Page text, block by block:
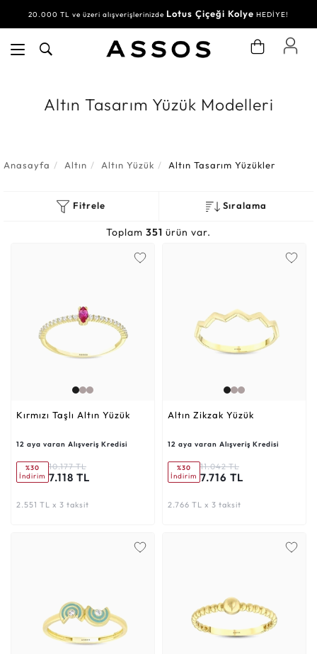
20.000 TL ve üzeri alışverişlerinizde Lotus Çiçeği Kolye HEDİYE!
Altın Tasarım Yüzük Modelleri
Anasayfa Altın Altın Yüzük Altın Tasarım Yüzükler
Fitrele Sıralama
Toplam 351 ürün var.
Kırmızı Taşlı Altın Yüzük
12 aya varan Alışveriş Kredisi
%30
İndirim
10.177 TL
7.118 TL
2.551 TL x 3 taksit
Altın Zikzak Yüzük
12 aya varan Alışveriş Kredisi
%30
İndirim
11.042 TL
7.716 TL
2.766 TL x 3 taksit